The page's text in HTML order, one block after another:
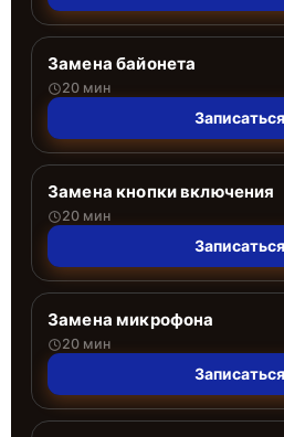
Замена байонета
20 мин
Записаться
Замена кнопки включения
20 мин
Записаться
Замена микрофона
20 мин
Записаться